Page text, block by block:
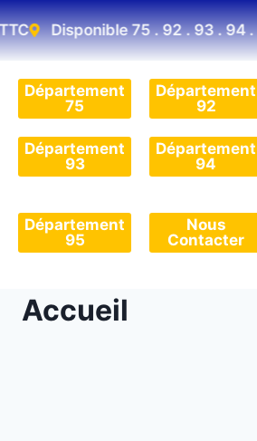
Disponible 75 . 92 . 93 . 94 . 95
Département
75
Département
92
Département
93
Département
94
Département
95
Nous
Contacter
Accueil